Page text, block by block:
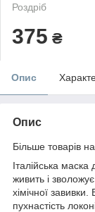
Роздріб
375 ₴
Опис
Опис
Більше товарів
Італійська
живить і
хімічної
пухнастість